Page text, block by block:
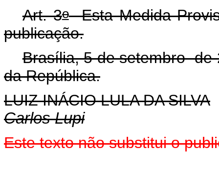
Art. 3oEsta Medida
publicação.
Brasília, 5 de setembro de
da República.
LUIZ INÁCIO LULA DA SILVA
Carlos Lupi
Este texto não substitui o